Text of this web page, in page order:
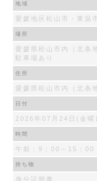
地域
愛媛地区松山市・東温市
場所
愛媛県松山市内（北条
駐車場あり
住所
愛媛県松山市内（北条
日付
2026年07月24日(金曜
時間
午前：9：00～15：
持ち物
身分証明書